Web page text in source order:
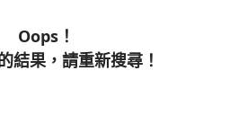
Oops！
結果，請重新搜尋！